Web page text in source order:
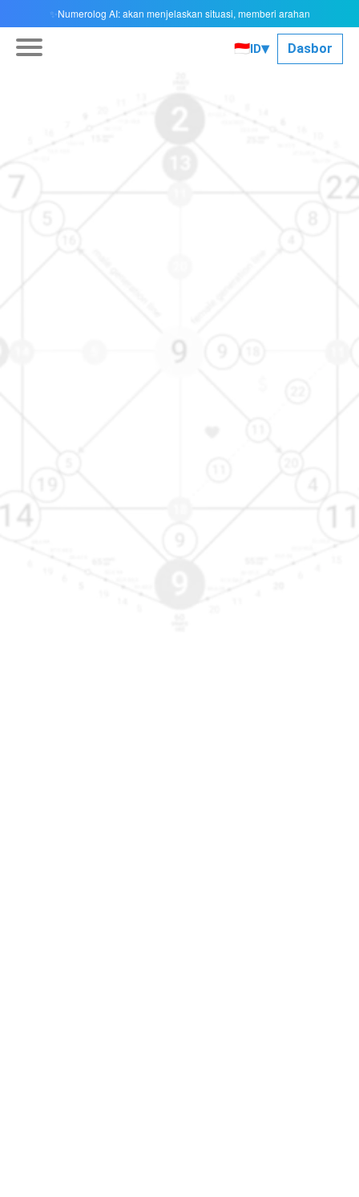
🇮🇩ID▾ Dasbor
✨Numerolog AI: akan menjelaskan situasi, memberi arahan